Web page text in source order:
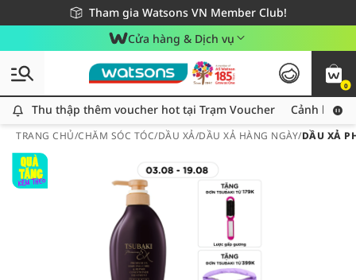
Tham gia Watsons VN Member Club!
Miễn phí giao hàng cho đơn hàng từ 249,000Đ
Giao hàng nhanh 24h - Áp dụng khu vực TP. Hồ Chí Minh
Cửa hàng & Dịch vụ
0
Thu thập thêm voucher hot tại Trạm Voucher
Thu thập thêm voucher hot tại Trạm Voucher Cảnh báo
TRANG CHỦ/CHĂM SÓC TÓC/DẦU XẢ/DẦU XẢ HÀNG NGÀY/DẦU XẢ